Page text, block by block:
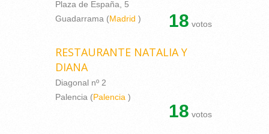
Plaza de España, 5
Guadarrama (Madrid ) 18 votos
RESTAURANTE NATALIA Y
DIANA
Diagonal nº 2
Palencia (Palencia )
18 votos